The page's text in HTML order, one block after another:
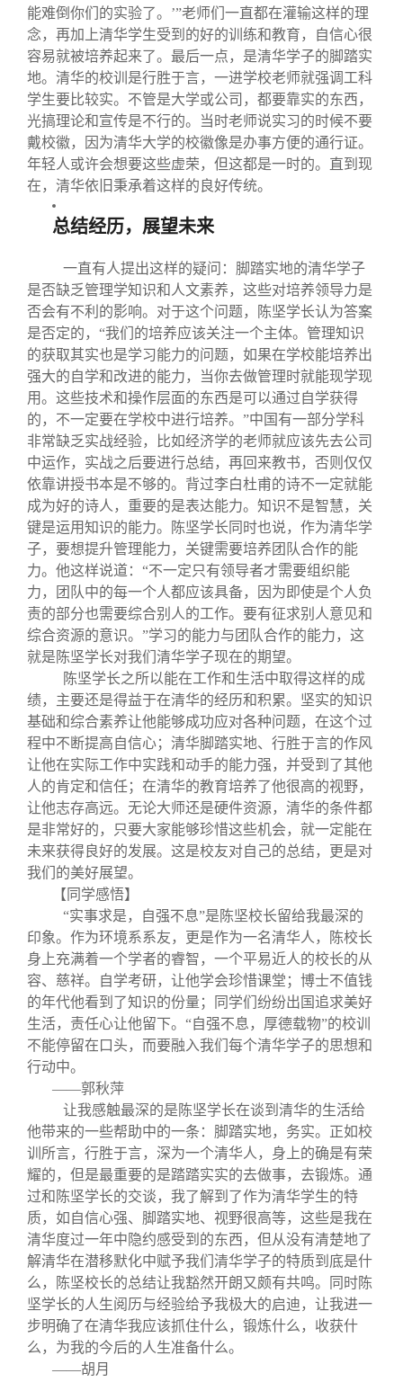
能难倒你们的实验了。’”老师们一直都在灌输这样的理
念，再加上清华学生受到的好的训练和教育，自信心很
容易就被培养起来了。最后一点，是清华学子的脚踏实
地。清华的校训是行胜于言，一进学校老师就强调工科
学生要比较实。不管是大学或公司，都要靠实的东西，
光搞理论和宣传是不行的。当时老师说实习的时候不要
戴校徽，因为清华大学的校徽像是办事方便的通行证。
年轻人或许会想要这些虚荣，但这都是一时的。直到现
在，清华依旧秉承着这样的良好传统。
总结经历，展望未来
一直有人提出这样的疑问：脚踏实地的清华学子
是否缺乏管理学知识和人文素养，这些对培养领导力是
否会有不利的影响。对于这个问题，陈坚学长认为答案
是否定的，“我们的培养应该关注一个主体。管理知识
的获取其实也是学习能力的问题，如果在学校能培养出
强大的自学和改进的能力，当你去做管理时就能现学现
用。这些技术和操作层面的东西是可以通过自学获得
的，不一定要在学校中进行培养。”中国有一部分学科
非常缺乏实战经验，比如经济学的老师就应该先去公司
中运作，实战之后要进行总结，再回来教书，否则仅仅
依靠讲授书本是不够的。背过李白杜甫的诗不一定就能
成为好的诗人，重要的是表达能力。知识不是智慧，关
键是运用知识的能力。陈坚学长同时也说，作为清华学
子，要想提升管理能力，关键需要培养团队合作的能
力。他这样说道：“不一定只有领导者才需要组织能
力，团队中的每一个人都应该具备，因为即使是个人负
责的部分也需要综合别人的工作。要有征求别人意见和
综合资源的意识。”学习的能力与团队合作的能力，这
就是陈坚学长对我们清华学子现在的期望。
陈坚学长之所以能在工作和生活中取得这样的成
绩，主要还是得益于在清华的经历和积累。坚实的知识
基础和综合素养让他能够成功应对各种问题，在这个过
程中不断提高自信心；清华脚踏实地、行胜于言的作风
让他在实际工作中实践和动手的能力强，并受到了其他
人的肯定和信任；在清华的教育培养了他很高的视野，
让他志存高远。无论大师还是硬件资源，清华的条件都
是非常好的，只要大家能够珍惜这些机会，就一定能在
未来获得良好的发展。这是校友对自己的总结，更是对
我们的美好展望。
【同学感悟】
“实事求是，自强不息”是陈坚校长留给我最深的
印象。作为环境系系友，更是作为一名清华人，陈校长
身上充满着一个学者的睿智，一个平易近人的校长的从
容、慈祥。自学考研，让他学会珍惜课堂；博士不值钱
的年代他看到了知识的份量；同学们纷纷出国追求美好
生活，责任心让他留下。“自强不息，厚德载物”的校训
不能停留在口头，而要融入我们每个清华学子的思想和
行动中。
——郭秋萍
让我感触最深的是陈坚学长在谈到清华的生活给
他带来的一些帮助中的一条：脚踏实地，务实。正如校
训所言，行胜于言，深为一个清华人，身上的确是有荣
耀的，但是最重要的是踏踏实实的去做事，去锻炼。通
过和陈坚学长的交谈，我了解到了作为清华学生的特
质，如自信心强、脚踏实地、视野很高等，这些是我在
清华度过一年中隐约感受到的东西，但从没有清楚地了
解清华在潜移默化中赋予我们清华学子的特质到底是什
么，陈坚校长的总结让我豁然开朗又颇有共鸣。同时陈
坚学长的人生阅历与经验给予我极大的启迪，让我进一
步明确了在清华我应该抓住什么，锻炼什么，收获什
么，为我的今后的人生准备什么。
——胡月